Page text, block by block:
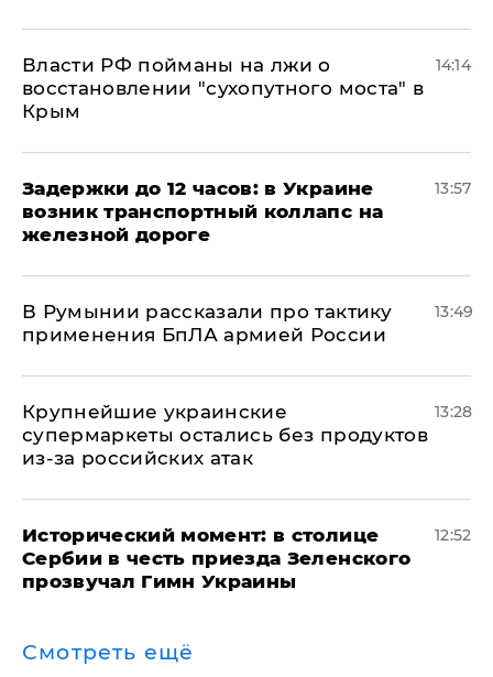
Власти РФ пойманы на лжи о
восстановлении "сухопутного моста" в
Крым
14:14
Задержки до 12 часов: в Украине
возник транспортный коллапс на
железной дороге
13:57
В Румынии рассказали про тактику
применения БпЛА армией России
13:49
Крупнейшие украинские
супермаркеты остались без продуктов
из-за российских атак
13:28
Исторический момент: в столице
Сербии в честь приезда Зеленского
прозвучал Гимн Украины
12:52
Смотреть ещё